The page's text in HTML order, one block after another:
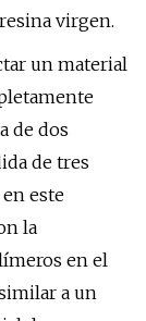
virgen.
un material
de dos
de tres
este
la
en el
a un